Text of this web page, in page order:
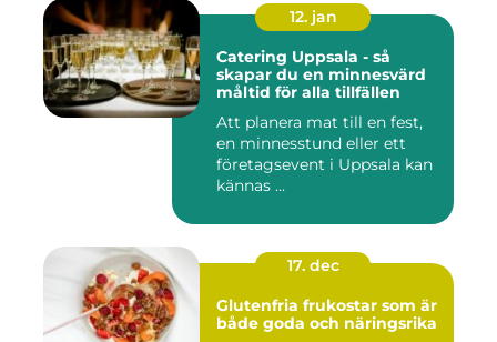
12. jan
Catering Uppsala - så
skapar du en minnesvärd
måltid för alla tillfällen
Att planera mat till en fest,
en minnesstund eller ett
företagsevent i Uppsala kan
kännas ...
17. dec
Glutenfria frukostar som är
både goda och näringsrika